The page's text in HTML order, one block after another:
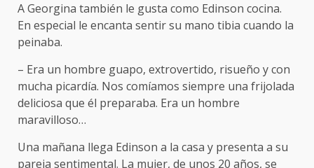
A Georgina también le gusta como Edinson cocina.
En especial le encanta sentir su mano tibia cuando la
peinaba.
– Era un hombre guapo, extrovertido, risueño y con
mucha picardía. Nos comíamos siempre una frijolada
deliciosa que él preparaba. Era un hombre
maravilloso…
Una mañana llega Edinson a la casa y presenta a su
pareja sentimental. La mujer, de unos 20 años, se